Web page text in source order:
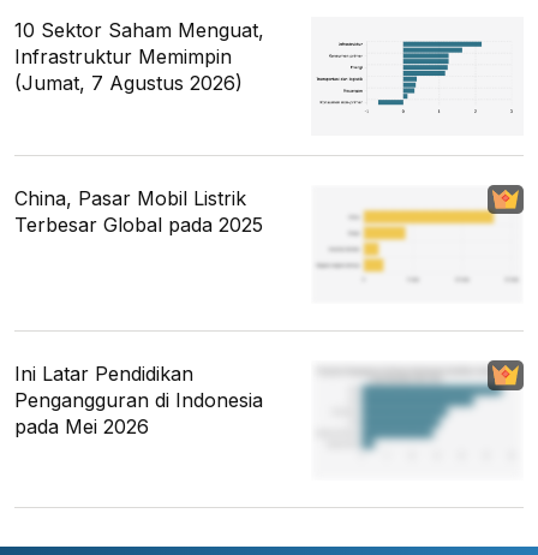
10 Sektor Saham Menguat,
Infrastruktur Memimpin
(Jumat, 7 Agustus 2026)
China, Pasar Mobil Listrik
Terbesar Global pada 2025
Ini Latar Pendidikan
Pengangguran di Indonesia
pada Mei 2026